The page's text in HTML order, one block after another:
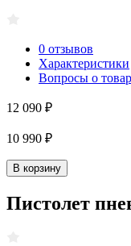
0 отзывов
Характеристики
Вопросы о
12 090 ₽
10 990 ₽
В корзину
Пистолет